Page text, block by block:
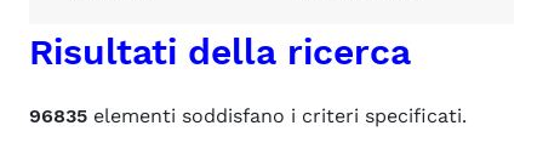
Risultati della ricerca
96835 elementi soddisfano i criteri specificati.